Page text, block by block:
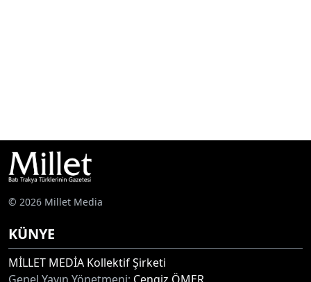
© 2026 Millet Media
KÜNYE
MİLLET MEDİA Kollektif Şirketi